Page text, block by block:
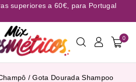
superiores a 60€, para Portugal
0
/ Gota Dourada Shampoo